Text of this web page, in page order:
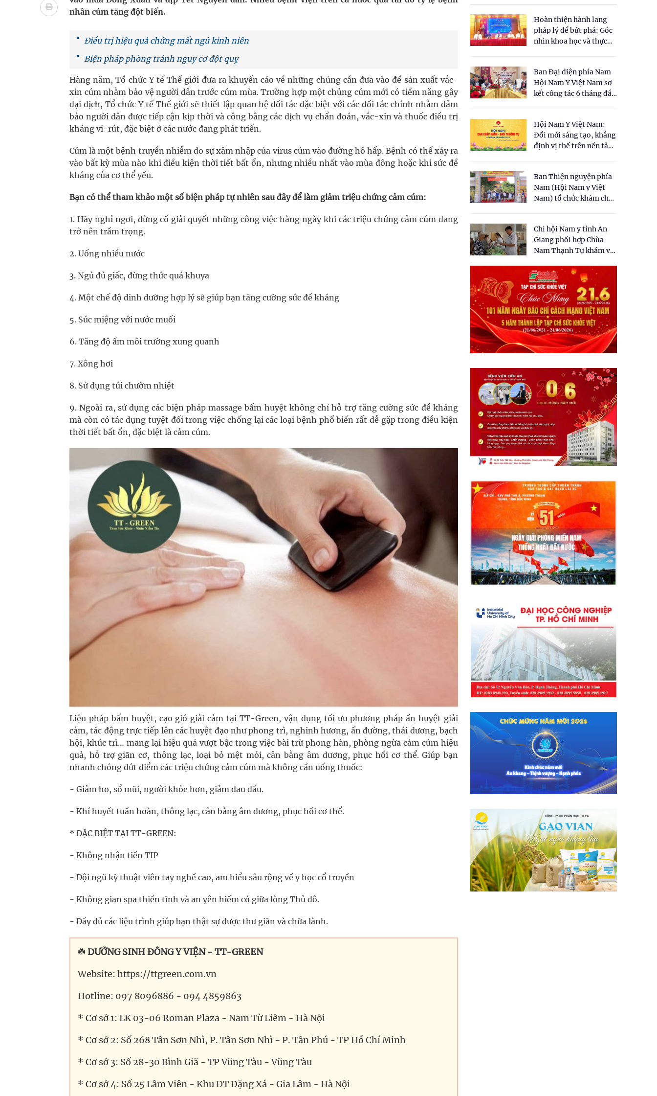
Nhiều lợi thế để nâng chất lượng y tế
nhân cúm tăng đột biến.
Điều trị hiệu quả chứng mất ngủ kinh niên
Biện pháp phòng tránh nguy cơ đột quỵ
Hàng năm, Tổ chức Y tế Thế giới đưa ra khuyến cáo về những chủng cần đưa vào để sản xuất vắc-
xin cúm nhằm bảo vệ người dân trước cúm mùa. Trường hợp một chủng cúm mới có tiềm năng gây
đại dịch, Tổ chức Y tế Thế giới sẽ thiết lập quan hệ đối tác đặc biệt với các đối tác chính nhằm đảm
bảo người dân được tiếp cận kịp thời và công bằng các dịch vụ chẩn đoán, vắc-xin và thuốc điều trị
kháng vi-rút, đặc biệt ở các nước đang phát triển.
Cúm là một bệnh truyền nhiễm do sự xâm nhập của virus cúm vào đường hô hấp. Bệnh có thể xảy ra
vào bất kỳ mùa nào khi điều kiện thời tiết bất ổn, nhưng nhiều nhất vào mùa đông hoặc khi sức đề
kháng của cơ thể yếu.
Bạn có thể tham khảo một số biện pháp tự nhiên sau đây để làm giảm triệu chứng cảm cúm:
1. Hãy nghỉ ngơi, đừng cố giải quyết những công việc hàng ngày khi các triệu chứng cảm cúm đang
trở nên trầm trọng.
2. Uống nhiều nước
3. Ngủ đủ giấc, đừng thức quá khuya
4. Một chế độ dinh dưỡng hợp lý sẽ giúp bạn tăng cường sức đề kháng
5. Súc miệng với nước muối
6. Tăng độ ẩm môi trường xung quanh
7. Xông hơi
8. Sử dụng túi chườm nhiệt
9. Ngoài ra, sử dụng các biện pháp massage bấm huyệt không chỉ hỗ trợ tăng cường sức đề kháng
mà còn có tác dụng tuyệt đối trong việc chống lại các loại bệnh phổ biến rất dễ gặp trong điều kiện
thời tiết bất ổn, đặc biệt là cảm cúm.
Liệu pháp bấm huyệt, cạo gió giải cảm tại TT-Green, vận dụng tối ưu phương pháp ấn huyệt giải
cảm, tác động trực tiếp lên các huyệt đạo như phong trì, nghinh hương, ấn đường, thái dương, bạch
hội, khúc trì… mang lại hiệu quả vượt bậc trong việc bài trừ phong hàn, phòng ngừa cảm cúm hiệu
quả, hỗ trợ giãn cơ, thông lạc, loại bỏ mệt mỏi, cân bằng âm dương, phục hồi cơ thể. Giúp bạn
nhanh chóng dứt điểm các triệu chứng cảm cúm mà không cần uống thuốc:
- Giảm ho, sổ mũi, người khỏe hơn, giảm đau đầu.
- Khí huyết tuần hoàn, thông lạc, cân bằng âm dương, phục hồi cơ thể.
* ĐẶC BIỆT TẠI TT-GREEN:
- Không nhận tiền TIP
- Đội ngũ kỹ thuật viên tay nghề cao, am hiểu sâu rộng về y học cổ truyền
- Không gian spa thiền tĩnh và an yên hiếm có giữa lòng Thủ đô.
- Đầy đủ các liệu trình giúp bạn thật sự được thư giãn và chữa lành.
☘️DƯỠNG SINH ĐÔNG Y VIỆN - TT-GREEN
Website: https://ttgreen.com.vn
Hotline: 097 8096886 - 094 4859863
* Cơ sở 1: LK 03-06 Roman Plaza - Nam Từ Liêm - Hà Nội
* Cơ sở 2: Số 268 Tân Sơn Nhì, P. Tân Sơn Nhì - P. Tân Phú - TP Hồ Chí Minh
* Cơ sở 3: Số 28-30 Bình Giã - TP Vũng Tàu - Vũng Tàu
* Cơ sở 4: Số 25 Lâm Viên - Khu ĐT Đặng Xá - Gia Lâm - Hà Nội
Hoàn thiện hành lang
pháp lý để bứt phá: Góc
nhìn khoa học và thực
cho Luật Y dược cổ
truyền Việt Nam"
Ban Đại diện phía Nam
Hội Nam Y Việt Nam sơ
kết công tác 6 tháng đầu
Hội Nam Y Việt Nam:
Đổi mới sáng tạo, khẳng
định vị thế trên nền tảng
Ban Thiện nguyện phía
Nam (Hội Nam y Việt
Nam) tổ chức khám chữa
dân tại xã Tân Tập
Chi hội Nam y tỉnh An
Giang phối hợp Chùa
Nam Thạnh Tự khám và
nhân dân